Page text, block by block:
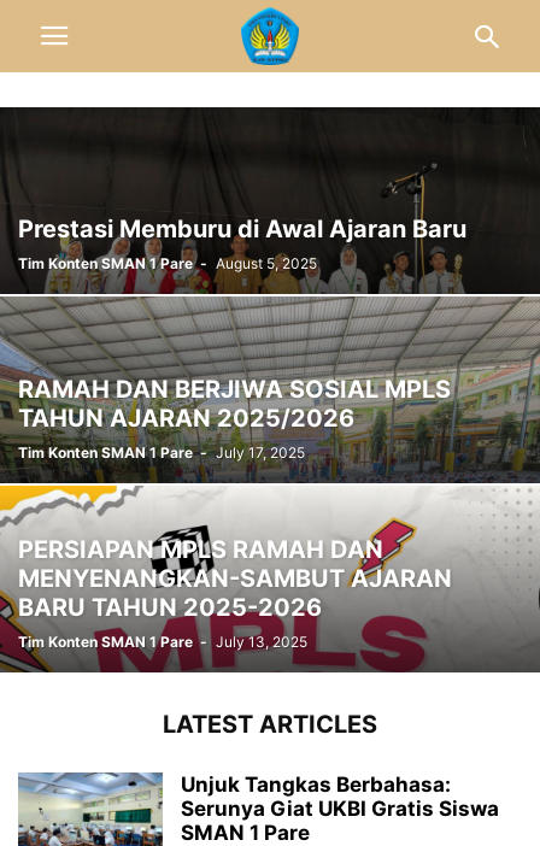
Prestasi Memburu di Awal Ajaran Baru
Tim Konten SMAN 1 Pare - August 5, 2025
RAMAH DAN BERJIWA SOSIAL MPLS
TAHUN AJARAN 2025/2026
Tim Konten SMAN 1 Pare - July 17, 2025
PERSIAPAN MPLS RAMAH DAN
MENYENANGKAN-SAMBUT AJARAN
BARU TAHUN 2025-2026
Tim Konten SMAN 1 Pare - July 13, 2025
LATEST ARTICLES
Unjuk Tangkas Berbahasa:
Serunya Giat UKBI Gratis Siswa
SMAN 1 Pare